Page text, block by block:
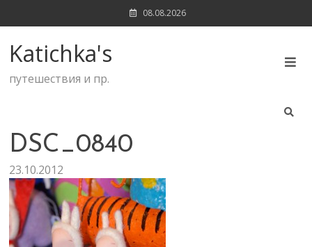
to
08.08.2026
Katichka's
путешествия и пр.
DSC_0840
23.10.2012